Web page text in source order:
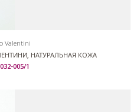
Valentini
НАТУРАЛЬНАЯ КОЖА
005/1